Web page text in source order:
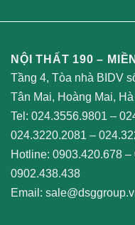
NỘI THẤT 190 –
Tầng 4, Tòa nhà BIDV
Tân Mai, Hoàng Mai,
Tel: 024.3556.9801 –
024.3220.2081 –
Hotline: 0903.420.678 –
0902.438.438
Email: